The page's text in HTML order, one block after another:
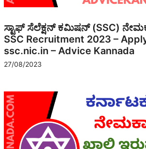
ಸ್ಟಾಫ್ ಸೆಲೆಕ್ಷನ್ ಕಮಿಷನ್ (SSC)
SSC Recruitment 2023 –
ssc.nic.in – Advice Kannada
27/08/2023